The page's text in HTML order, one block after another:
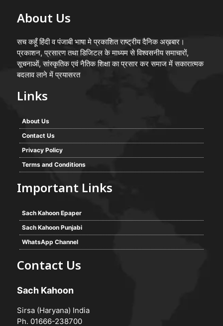
About Us
सच कहूँ हिंदी व पंजाबी भाषा मे प्रकाशित राष्ट्रीय दैनिक अख़बार।
प्रकाशन, प्रसारण तथा डिजिटल के माध्यम से विश्वसनीय समाचारों,
सूचनाओं, सांस्कृतिक एवं नैतिक शिक्षा का प्रसार कर समाज में सकारात्मक
बदलाव लाने में प्रयासरत
Links
About Us
Contact Us
Privacy Policy
Terms and Conditions
Important Links
Sach Kahoon Epaper
Sach Kahoon Punjabi
WhatsApp Channel
Contact Us
Sach Kahoon
Sirsa (Haryana) India
Ph. 01666-238700